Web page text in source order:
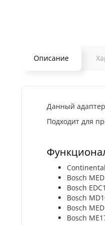
Описание
Данный адаптер
Подходит для
Bosch
Bosch
Bosch
Bosch
Bosch